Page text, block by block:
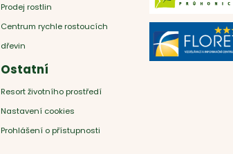
Prodej rostlin
Centrum rychle rostoucích
dřevin
Ostatní
Resort životního prostředí
Nastavení cookies
Prohlášení o přístupnosti